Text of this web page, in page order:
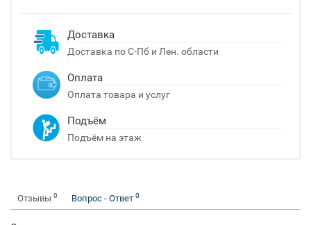
Доставка
Доставка по С-Пб и Лен. области
Оплата
Оплата товара и услуг
Подъём
Подъём на этаж
Отзывы 0 Вопрос - Ответ 0